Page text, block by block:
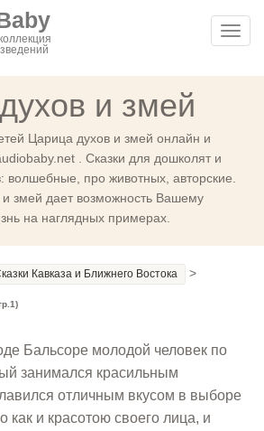
и змей
Царица духов и змей онлайн и
. Сказки для дошколят и
волшебные, про животных, авторские.
змей дает возможность Вашему
на наглядных примерах.
Кавказа и Ближнего Востока >
Бальсоре молодой человек по
занимался красильным
отличным вкусом в выборе
как и красотою своего лица, и